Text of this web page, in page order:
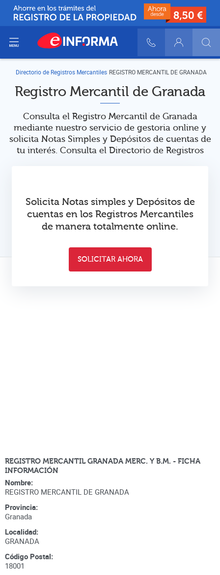
900 10 30 20
Login
del menú
Directorio de Registros Mercantiles REGISTRO MERCANTIL DE GRANADA
Registro Mercantil de Granada
Consulta el Registro Mercantil de Granada
mediante nuestro servicio de gestoria online y
solicita Notas Simples y Depósitos de cuentas de
tu interés. Consulta el Directorio de Registros
Solicita Notas simples y Depósitos de
cuentas en los Registros Mercantiles
de manera totalmente online.
SOLICITAR AHORA
REGISTRO MERCANTIL GRANADA MERC. Y B.M. - FICHA
INFORMACIÓN
Nombre:
REGISTRO MERCANTIL DE GRANADA
Provincia:
Granada
Localidad:
GRANADA
Código Postal:
18001